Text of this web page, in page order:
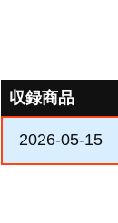
収録商品
2026-05-15